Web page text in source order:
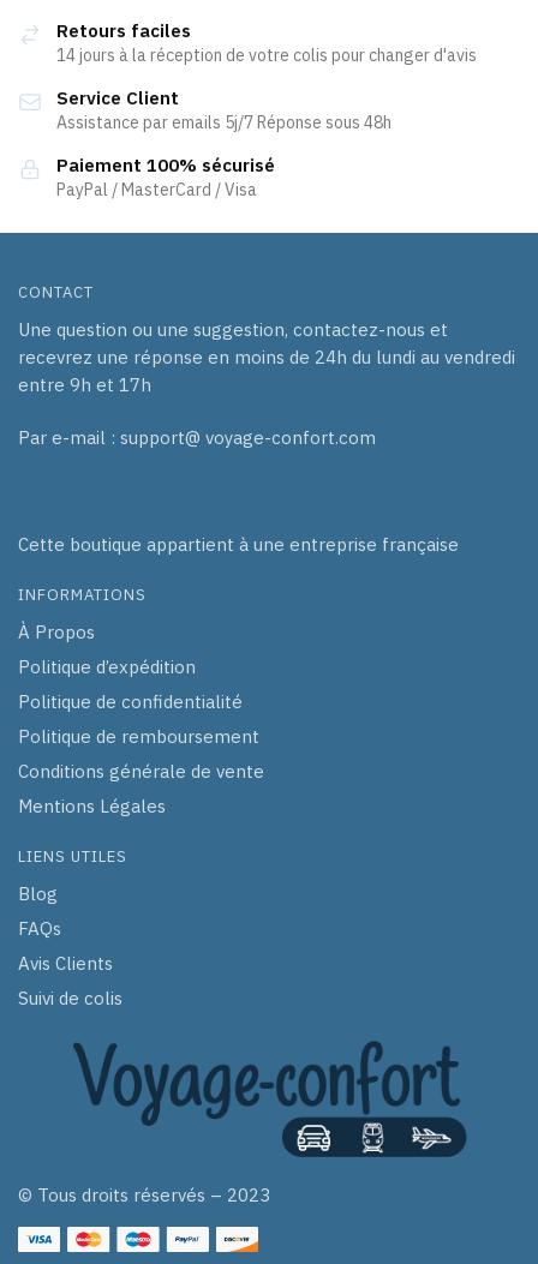
Retours faciles
14 jours à la réception de votre colis pour changer d'avis
Service Client
Assistance par emails 5j/7 Réponse sous 48h
Paiement 100% sécurisé
PayPal / MasterCard / Visa
CONTACT
Une question ou une suggestion, contactez-nous et
recevrez une réponse en moins de 24h du lundi au vendredi
entre 9h et 17h
Par e-mail : support@ voyage-confort.com
Cette boutique appartient à une entreprise française
INFORMATIONS
À Propos
Politique d’expédition
Politique de confidentialité
Politique de remboursement
Conditions générale de vente
Mentions Légales
LIENS UTILES
Blog
FAQs
Avis Clients
Suivi de colis
© Tous droits réservés – 2023